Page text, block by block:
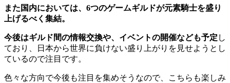
また国内においては、6つのゲームギルドが元素騎士を盛り
上げるべく集結。
今後はギルド間の情報交換や、イベントの開催なども予定 し
ており、日本から世界に負けない盛り上がりを見せようとし
ているので注目です。
色々な方向で今後も注目を集めそうなので、こちらも楽しみ